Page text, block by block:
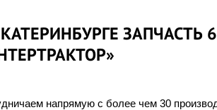
напрямую с более чем 30